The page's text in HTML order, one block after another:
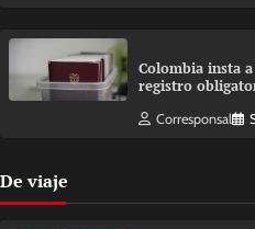
Colombia insta
registro
Corresponsal
De viaje